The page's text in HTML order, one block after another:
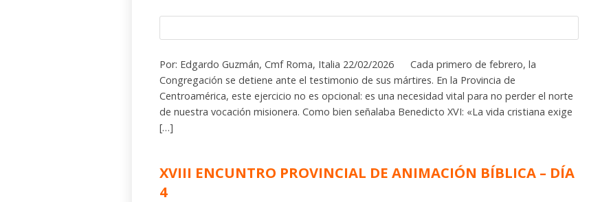
Por: Edgardo Guzmán, Cmf Roma, Italia 22/02/2026 Cada primero de febrero, la
Congregación se detiene ante el testimonio de sus mártires. En la Provincia de
Centroamérica, este ejercicio no es opcional: es una necesidad vital para no perder el norte
de nuestra vocación misionera. Como bien señalaba Benedicto XVI: «La vida cristiana exige
[…]
XVIII ENCUNTRO PROVINCIAL DE ANIMACIÓN BÍBLICA – DÍA
4